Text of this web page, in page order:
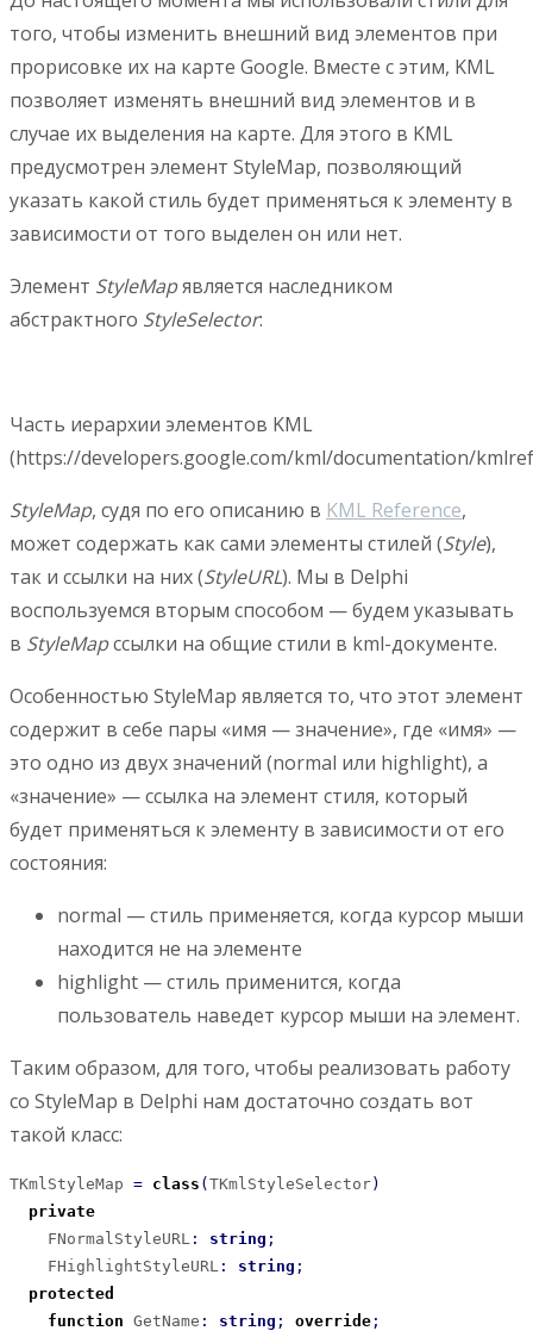
того, чтобы изменить внешний вид элементов при
прорисовке их на карте Google. Вместе с этим, KML
позволяет изменять внешний вид элементов и в
случае их выделения на карте. Для этого в KML
предусмотрен элемент StyleMap, позволяющий
указать какой стиль будет применяться к элементу в
зависимости от того выделен он или нет.
Элемент StyleMapявляется наследником
абстрактного StyleSelector:
Часть иерархии элементов KML
(https://developers.google.com/kml/documentation/
StyleMap, судя по его описанию в KML Reference,
может содержать как сами элементы стилей (Style),
так и ссылки на них (StyleURL). Мы в Delphi
воспользуемся вторым способом — будем указывать
в StyleMapссылки на общие стили в kml-документе.
Особенностью StyleMap является то, что этот элемент
содержит в себе пары «имя — значение», где «имя» —
это одно из двух значений (normal или highlight), а
«значение» — ссылка на элемент стиля, который
будет применяться к элементу в зависимости от его
состояния:
normal — стиль применяется, когда курсор мыши
находится не на элементе
highlight — стиль применится, когда
пользователь наведет курсор мыши на элемент.
Таким образом, для того, чтобы реализовать работу
со StyleMap в Delphi нам достаточно создать вот
такой класс:
TKmlStyleMap = class ( TKmlStyleSelector)
private
    FNormalStyleURL
: string ;
    FHighlightStyleURL
: string ;
protected
function GetName : string ; override ;